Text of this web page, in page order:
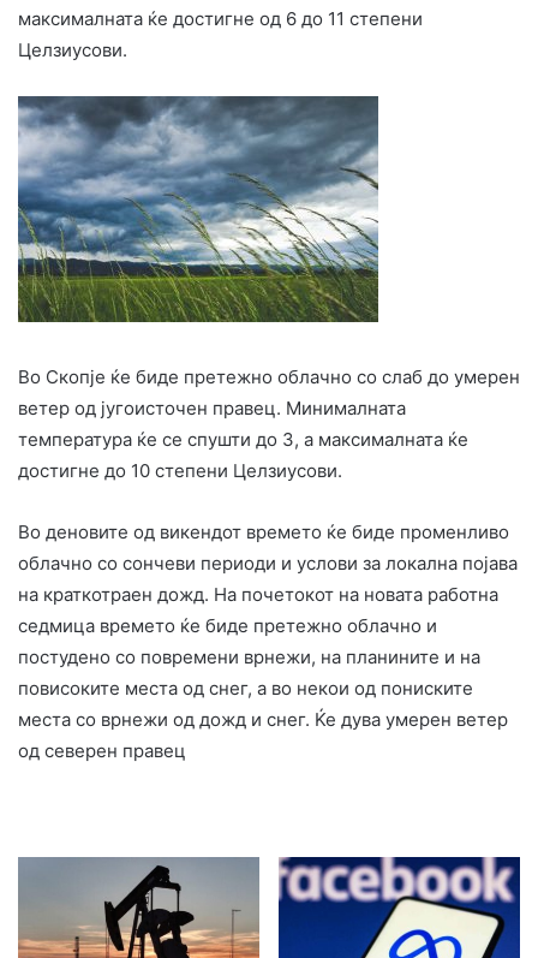
максималната ќе достигне од 6 до 11 степени
Целзиусови.
Во Скопје ќе биде претежно облачно со слаб до умерен
ветер од југоисточен правец. Минималната
температура ќе се спушти до 3, а максималната ќе
достигне до 10 степени Целзиусови.
Во деновите од викендот времето ќе биде променливо
облачно со сончеви периоди и услови за локална појава
на краткотраен дожд. На почетокот на новата работна
седмица времето ќе биде претежно облачно и
постудено со повремени врнежи, на планините и на
повисоките места од снег, а во некои од пониските
места со врнежи од дожд и снег. Ќе дува умерен ветер
од северен правец